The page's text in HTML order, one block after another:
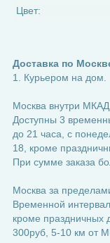
Цвет:
Доставка по
1. Курьером на дом.
Москва внутри МКАД.
Доступны 3
до 21 часа, с
18, кроме
При сумме заказа
Москва за
Временной
кроме праздничных
300руб, 5-10 км от